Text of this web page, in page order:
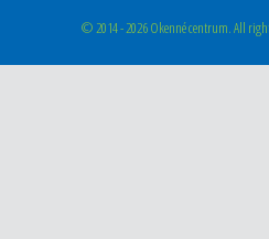
©2014 - 2026 Okenné centrum. All